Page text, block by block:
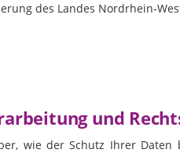
des Landes Nordrhein-
und
wie der Schutz Ihrer Daten